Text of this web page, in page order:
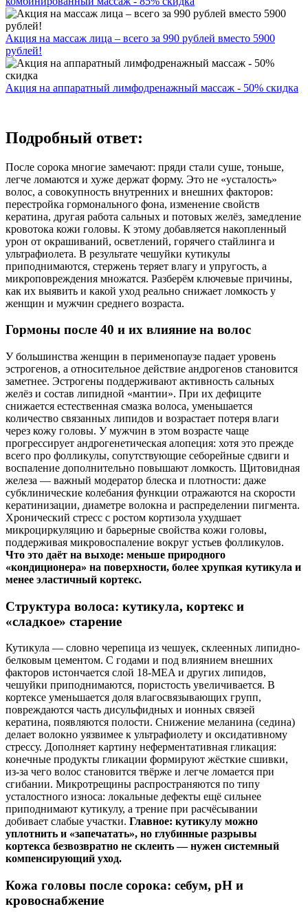
Акция на массаж лица – всего за 990 рублей вместо 5900
рублей!
Акция на аппаратный лимфодренажный массаж - 50% скидка
Подробный ответ:
После сорока многие замечают: пряди стали суше, тоньше,
легче ломаются и хуже держат форму. Это не «усталость»
волос, а совокупность внутренних и внешних факторов:
перестройка гормонального фона, изменение свойств
кератина, другая работа сальных и потовых желёз, замедление
кровотока кожи головы. К этому добавляется накопленный
урон от окрашиваний, осветлений, горячего стайлинга и
ультрафиолета. В результате чешуйки кутикулы
приподнимаются, стержень теряет влагу и упругость, а
микроповреждения множатся. Разберём ключевые причины,
как их выявить и какой уход реально снижает ломкость у
женщин и мужчин среднего возраста.
Гормоны после 40 и их влияние на волос
У большинства женщин в перименопаузе падает уровень
эстрогенов, а относительное действие андрогенов становится
заметнее. Эстрогены поддерживают активность сальных
желёз и состав липидной «мантии». При их дефиците
снижается естественная смазка волоса, уменьшается
количество связанных липидов и возрастает потеря влаги
через кожу головы. У мужчин в этом возрасте чаще
прогрессирует андрогенетическая алопеция: хотя это прежде
всего про фолликулы, сопутствующие себорейные сдвиги и
воспаление дополнительно повышают ломкость. Щитовидная
железа — важный модератор блеска и плотности: даже
субклинические колебания функции отражаются на скорости
кератинизации, диаметре волокна и распределении пигмента.
Хронический стресс с ростом кортизола ухудшает
микроциркуляцию и барьерные свойства кожи головы,
поддерживая микровоспаление вокруг устьев фолликулов.
Что это даёт на выходе: меньше природного
«кондиционера» на поверхности, более хрупкая кутикула и
менее эластичный кортекс.
Структура волоса: кутикула, кортекс и
«сладкое» старение
Кутикула — словно черепица из чешуек, склеенных липидно-
белковым цементом. С годами и под влиянием внешних
факторов истончается слой 18‑MEA и других липидов,
чешуйки приподнимаются, пористость увеличивается. В
кортексе уменьшается доля влагосвязывающих групп,
повреждаются часть дисульфидных и ионных связей
кератина, появляются полости. Снижение меланина (седина)
делает волокно уязвимее к ультрафиолету и оксидативному
стрессу. Дополняет картину неферментативная гликация:
конечные продукты гликации формируют жёсткие сшивки,
из-за чего волос становится твёрже и легче ломается при
сгибании. Микротрещины распространяются по типу
усталостного износа: локальные дефекты ещё сильнее
приподнимают кутикулу, а трение при расчёсывании
добивает слабые участки. Главное: кутикулу можно
уплотнить и «запечатать», но глубинные разрывы
кортекса безвозвратно не склеить — нужен системный
компенсирующий уход.
Кожа головы после сорока: себум, pH и
кровоснабжение